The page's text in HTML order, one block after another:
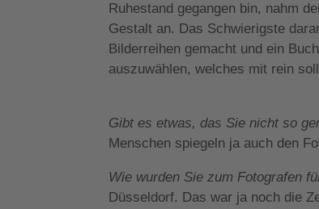
Ruhestand gegangen bin, nahm
Gestalt an. Das Schwierigste
Bilderreihen gemacht und ein
auszuwählen, welches mit rein
Gibt es etwas, das Sie nicht so
Menschen spiegeln ja auch den
Wie wurden Sie zum Fotografen
Düsseldorf. Das war ja noch die